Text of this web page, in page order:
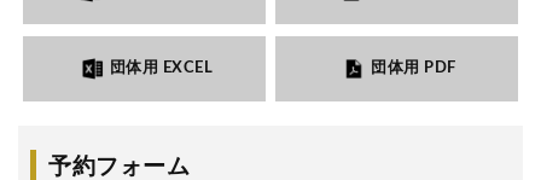
団体用 EXCEL 団体用 PDF
予約フォーム